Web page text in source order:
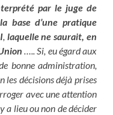
par le juge de
base d’une pratique
, laquelle ne saurait, en
….. Si, eu égard aux
bonne administration,
les décisions déjà prises
avec une attention
a lieu ou non de décider